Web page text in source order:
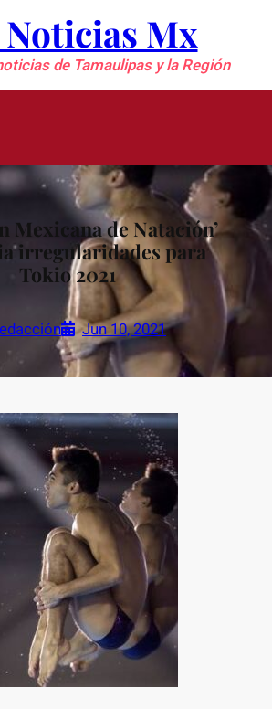
Mx
de Tamaulipas y la Región
Mexicana de Natación’
irregularidades para
Tokio 2021
Jun 10, 2021